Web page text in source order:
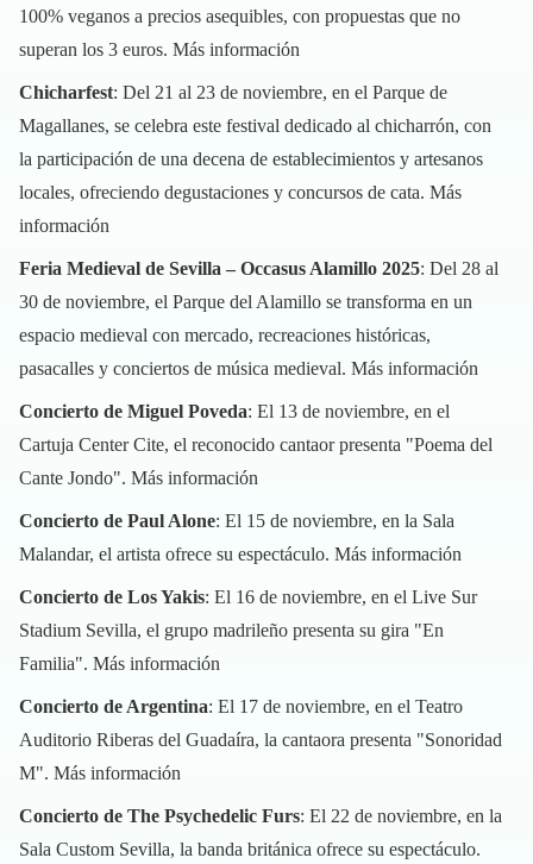
100% veganos a precios asequibles, con propuestas que no
superan los 3 euros. Más información
Chicharfest: Del 21 al 23 de noviembre, en el Parque de
Magallanes, se celebra este festival dedicado al chicharrón, con
la participación de una decena de establecimientos y artesanos
locales, ofreciendo degustaciones y concursos de cata. Más
información
Feria Medieval de Sevilla – Occasus Alamillo 2025: Del 28 al
30 de noviembre, el Parque del Alamillo se transforma en un
espacio medieval con mercado, recreaciones históricas,
pasacalles y conciertos de música medieval. Más información
Concierto de Miguel Poveda: El 13 de noviembre, en el
Cartuja Center Cite, el reconocido cantaor presenta "Poema del
Cante Jondo". Más información
Concierto de Paul Alone: El 15 de noviembre, en la Sala
Malandar, el artista ofrece su espectáculo. Más información
Concierto de Los Yakis: El 16 de noviembre, en el Live Sur
Stadium Sevilla, el grupo madrileño presenta su gira "En
Familia". Más información
Concierto de Argentina: El 17 de noviembre, en el Teatro
Auditorio Riberas del Guadaíra, la cantaora presenta "Sonoridad
M". Más información
Concierto de The Psychedelic Furs: El 22 de noviembre, en la
Sala Custom Sevilla, la banda británica ofrece su espectáculo.